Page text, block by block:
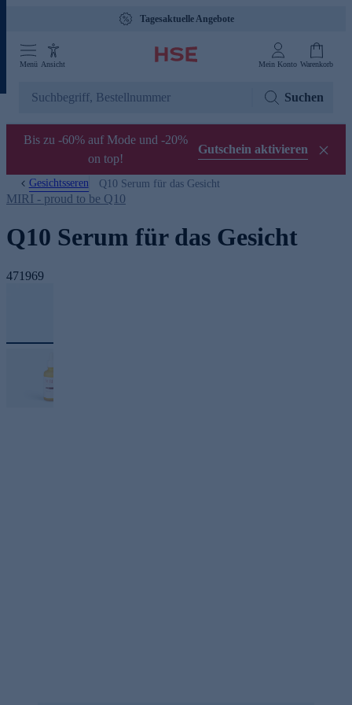
Tagesaktuelle Angebote
Menü Ansicht Mein Konto Warenkorb
Suchen
Bis zu -60% auf Mode und -20%
on top!
Gutschein aktivieren
Gesichtsseren Q10 Serum für das Gesicht
MIRI - proud to be Q10
Q10 Serum für das Gesicht
471969